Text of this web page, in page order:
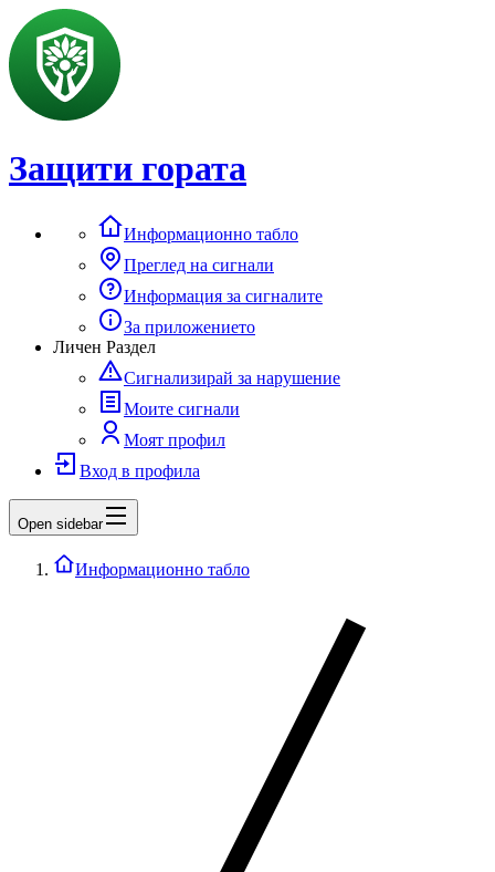
Защити гората
Информационно табло
Преглед на сигнали
Информация за сигналите
За приложението
Личен Раздел
Сигнализирай за нарушение
Моите сигнали
Моят профил
Вход в профила
Open sidebar
Информационно табло